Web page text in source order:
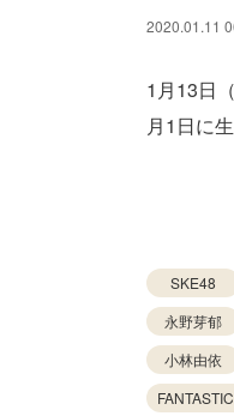
2020.01.11
1月13日
月1日に
SKE48
永野芽郁
小林由依